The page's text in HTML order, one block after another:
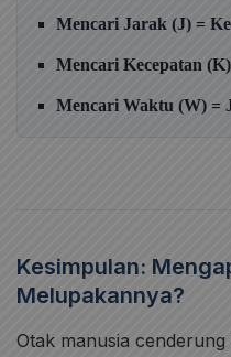
Mencari Jarak (J) =
Mencari Kecepatan
Mencari Waktu (W) =
Kesimpulan:
Melupakannya?
Otak manusia